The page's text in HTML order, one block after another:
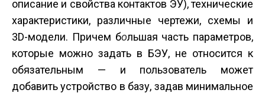
описание и свойства контактов ЭУ), технические
характеристики, различные чертежи, схемы и
3D-модели. Причем большая часть параметров,
которые можно задать в БЭУ, не относится к
обязательным — и пользователь может
добавить устройство в базу, задав минимальное